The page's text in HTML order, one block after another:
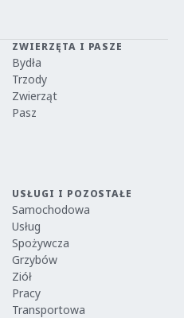
ZWIERZĘTA I PASZE
Bydła
Trzody
Zwierząt
Pasz
USŁUGI I POZOSTAŁE
Samochodowa
Usług
Spożywcza
Grzybów
Ziół
Pracy
Transportowa